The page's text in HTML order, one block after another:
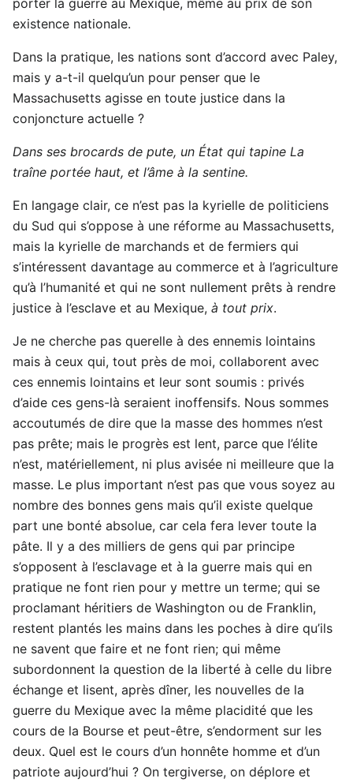
existence nationale.
Dans la pratique, les nations sont d’accord avec Paley,
mais y a-t-il quelqu’un pour penser que le
Massachusetts agisse en toute justice dans la
conjoncture actuelle ?
Dans ses brocards de pute, un État qui tapine La
traîne portée haut, et l’âme à la sentine.
En langage clair, ce n’est pas la kyrielle de politiciens
du Sud qui s’oppose à une réforme au Massachusetts,
mais la kyrielle de marchands et de fermiers qui
s’intéressent davantage au commerce et à l’agriculture
qu’à l’humanité et qui ne sont nullement prêts à rendre
justice à l’esclave et au Mexique, à tout prix.
Je ne cherche pas querelle à des ennemis lointains
mais à ceux qui, tout près de moi, collaborent avec
ces ennemis lointains et leur sont soumis : privés
d’aide ces gens-là seraient inoffensifs. Nous sommes
accoutumés de dire que la masse des hommes n’est
pas prête; mais le progrès est lent, parce que l’élite
n’est, matériellement, ni plus avisée ni meilleure que la
masse. Le plus important n’est pas que vous soyez au
nombre des bonnes gens mais qu’il existe quelque
part une bonté absolue, car cela fera lever toute la
pâte. Il y a des milliers de gens qui par principe
s’opposent à l’esclavage et à la guerre mais qui en
pratique ne font rien pour y mettre un terme; qui se
proclamant héritiers de Washington ou de Franklin,
restent plantés les mains dans les poches à dire qu’ils
ne savent que faire et ne font rien; qui même
subordonnent la question de la liberté à celle du libre
échange et lisent, après dîner, les nouvelles de la
guerre du Mexique avec la même placidité que les
cours de la Bourse et peut-être, s’endorment sur les
deux. Quel est le cours d’un honnête homme et d’un
patriote aujourd’hui ? On tergiverse, on déplore et